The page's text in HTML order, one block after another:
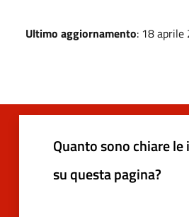
Ultimo aggiornamento: 18 aprile
Quanto sono chiare
su questa pagina?